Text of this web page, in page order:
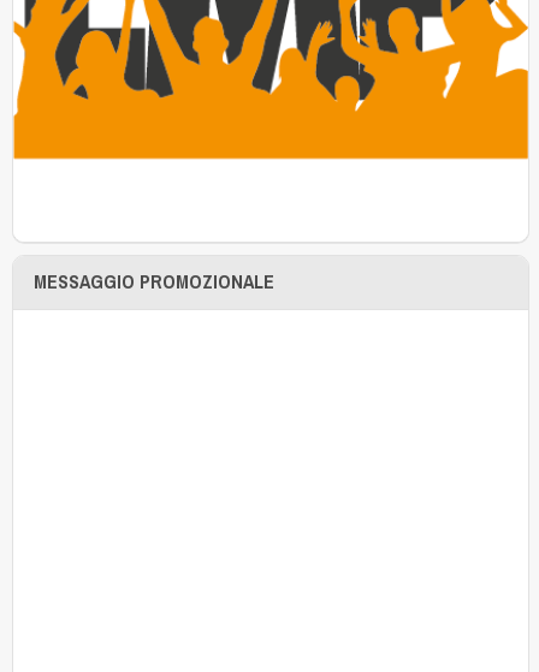
MESSAGGIO PROMOZIONALE